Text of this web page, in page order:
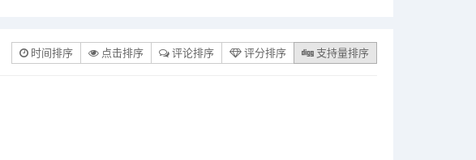
时间排序 点击排序 评论排序 评分排序 支持量排序